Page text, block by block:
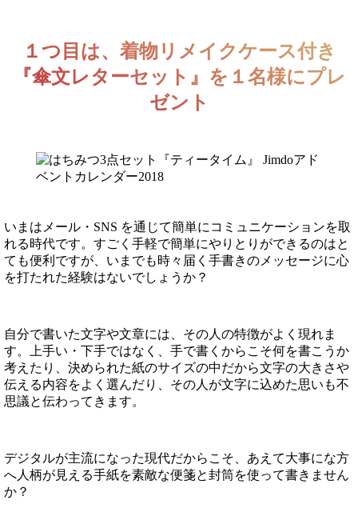
１つ目は、着物リメイクケース付き
『傘文レターセット』を１名様にプレ
ゼント
いまはメール・SNS を通じて簡単にコミュニケーションを取
れる時代です。すごく手軽で簡単にやりとりができるのはと
ても便利ですが、いまでも時々届く手書きのメッセージに心
を打たれた経験はないでしょうか？
自分で書いた文字や文章には、その人の特徴がよく現れま
す。上手い・下手ではなく、手で書くからこそ何を書こうか
考えたり、決められた紙のサイズの中だから文字の大きさや
伝える内容をよく選んだり、その人が文字に込めた思いも不
思議と伝わってきます。
デジタルが主流になった現代だからこそ、あえて大事にな方
へ人柄が見える手紙を素敵な便箋と封筒を使って書きません
か？